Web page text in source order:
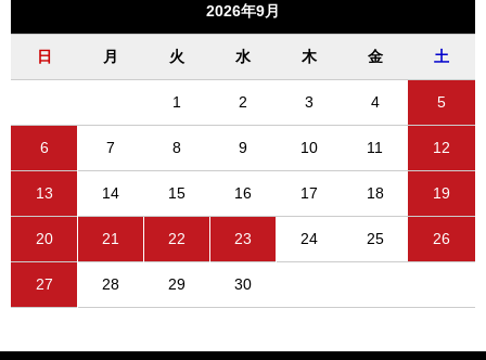
2026年9月
日 月 火 水 木 金 土
1 2 3 4 5
6 7 8 9 10 11 12
13 14 15 16 17 18 19
20 21 22 23 24 25 26
27 28 29 30